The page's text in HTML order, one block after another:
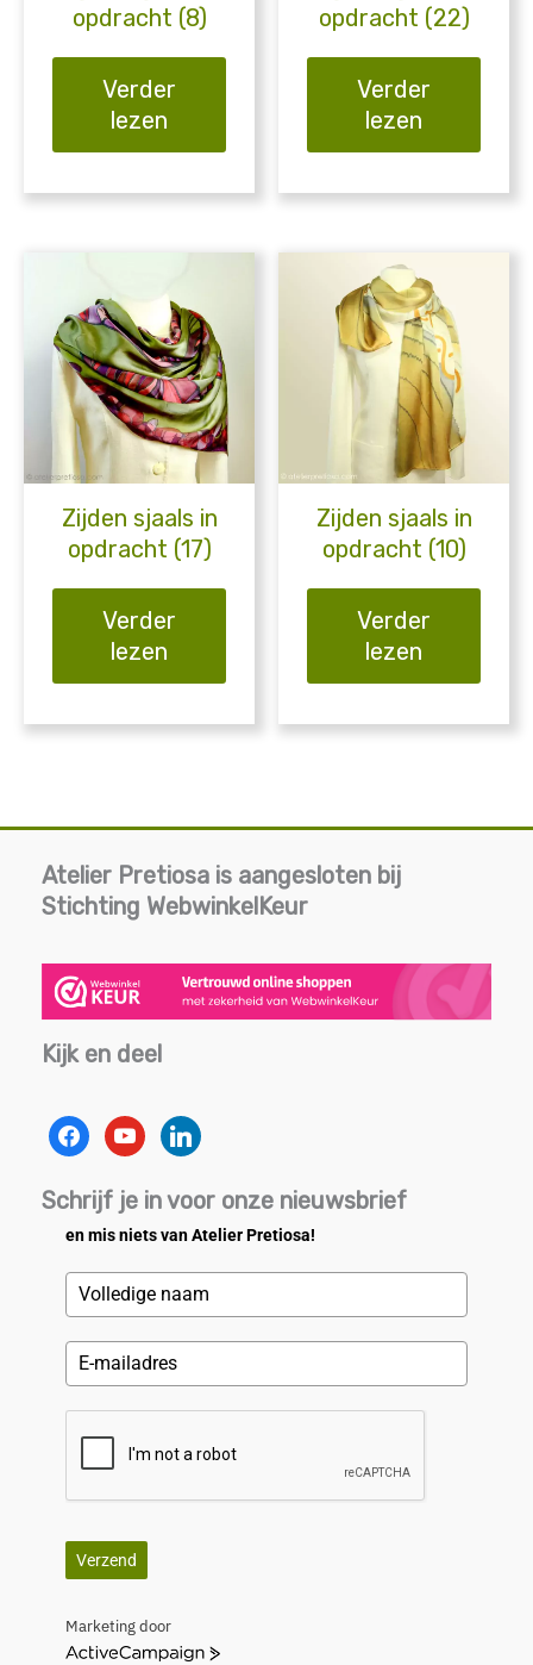
opdracht (8)
Verder
lezen
opdracht (22)
Verder
lezen
Zijden sjaals in
opdracht (17)
Verder
lezen
Zijden sjaals in
opdracht (10)
Verder
lezen
Atelier Pretiosa is aangesloten bij
Stichting WebwinkelKeur
Kijk en deel
facebookyoutubelinkedin
Schrijf je in voor onze nieuwsbrief
en mis niets van Atelier Pretiosa!
Verzend
Marketing door
A